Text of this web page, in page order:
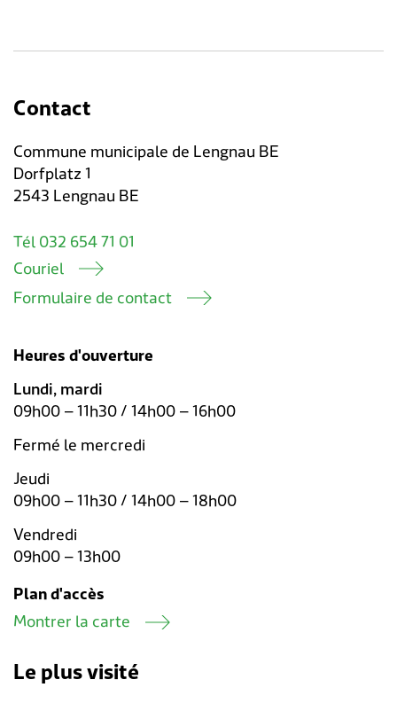
Contact
Commune municipale de Lengnau BE
Dorfplatz 1
2543 Lengnau BE
Tél 032 654 71 01
Couriel
Formulaire de contact
Heures d'ouverture
Lundi, mardi
09h00 – 11h30 / 14h00 – 16h00
Fermé le mercredi
Jeudi
09h00 – 11h30 / 14h00 – 18h00
Vendredi
09h00 – 13h00
Plan d'accès
Montrer la carte
Le plus visité